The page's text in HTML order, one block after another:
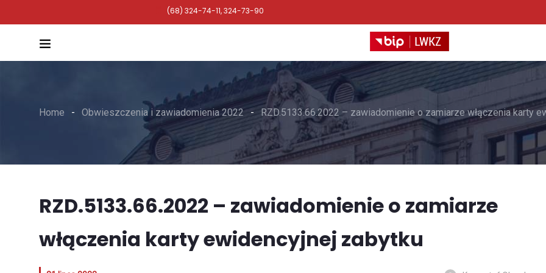
(68) 324-74-11, 324-73-90
Home Obwieszczenia i zawiadomienia 2022 RZD.5133.66.2022 – zawiadomienie o zamiarze włączenia karty
RZD.5133.66.2022 – zawiadomienie o zamiarze
włączenia karty ewidencyjnej zabytku